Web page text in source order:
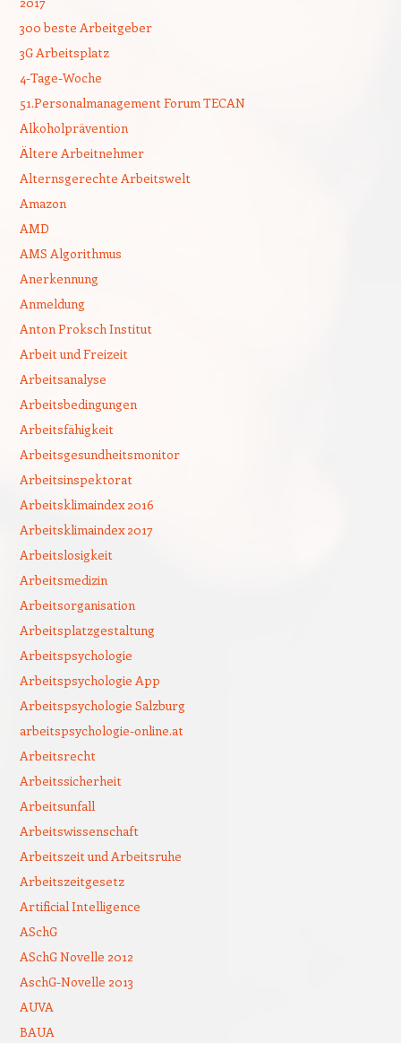
300 beste Arbeitgeber
3G Arbeitsplatz
4-Tage-Woche
51.Personalmanagement Forum TECAN
Alkoholprävention
Ältere Arbeitnehmer
Alternsgerechte Arbeitswelt
Amazon
AMD
AMS Algorithmus
Anerkennung
Anmeldung
Anton Proksch Institut
Arbeit und Freizeit
Arbeitsanalyse
Arbeitsbedingungen
Arbeitsfähigkeit
Arbeitsgesundheitsmonitor
Arbeitsinspektorat
Arbeitsklimaindex 2016
Arbeitsklimaindex 2017
Arbeitslosigkeit
Arbeitsmedizin
Arbeitsorganisation
Arbeitsplatzgestaltung
Arbeitspsychologie
Arbeitspsychologie App
Arbeitspsychologie Salzburg
arbeitspsychologie-online.at
Arbeitsrecht
Arbeitssicherheit
Arbeitsunfall
Arbeitswissenschaft
Arbeitszeit und Arbeitsruhe
Arbeitszeitgesetz
Artificial Intelligence
ASchG
ASchG Novelle 2012
AschG-Novelle 2013
AUVA
BAUA